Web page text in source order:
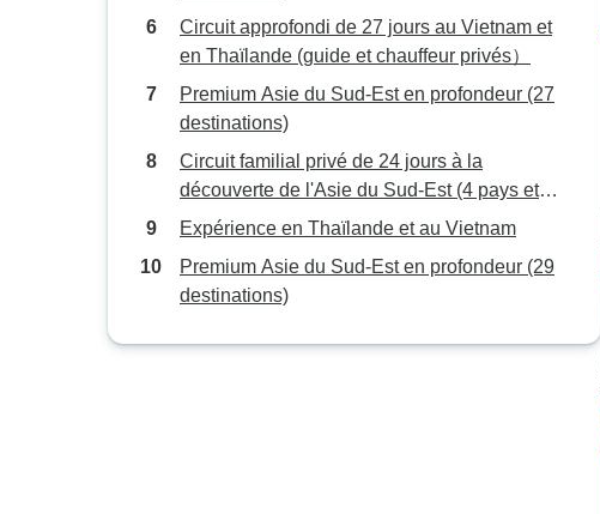
Circuit approfondi de 27 jours au Vietnam et
en Thaïlande (guide et chauffeur privés）
Premium Asie du Sud-Est en profondeur (27
destinations)
Circuit familial privé de 24 jours à la
découverte de l'Asie du Sud-Est (4 pays et
hôtels 4 étoiles)
Expérience en Thaïlande et au Vietnam
Premium Asie du Sud-Est en profondeur (29
destinations)